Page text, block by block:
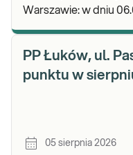
Warszawie: w dniu 06.08 – w punkcie nie będą
PP Łuków, ul.
punktu w
05 sierpnia 2026